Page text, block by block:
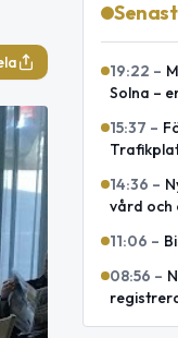
19:22 –
Solna –
15:37 –
14:36 –
vård och
11:06 –
08:56 –